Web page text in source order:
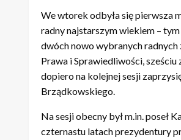
We wtorek odbyła się pierwsza
radny najstarszym wiekiem –
dwóch nowo wybranych radnych
Prawa i Sprawiedliwości,
dopiero na kolejnej sesji
Brządkowskiego.
Na sesji obecny był m.in. poseł
czternastu latach prezydentury